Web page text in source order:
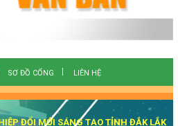
SƠ ĐỒ CỔNG LIÊN HỆ
ĐỔI MỚI SÁNG TẠO TỈNH ĐẮK LẮK